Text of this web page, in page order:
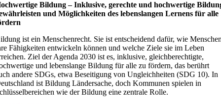
Bildung – Inklusive, gerechte und hochwertige
und Möglichkeiten des lebenslangen Lernens für alle
ist ein Menschenrecht. Sie ist entscheidend dafür, wie
Fähigkeiten entwickeln können und welche Ziele sie im Leben
Ziel der Agenda 2030 ist es, inklusive, gleichberechtigte,
und lebenslange Bildung für alle zu fördern, das berührt
andere SDGs, etwa Beseitigung von Ungleichheiten (SDG 10). In
ist Bildung Ländersache, doch Kommunen spielen in
wie der Bildung eine zentrale Rolle.